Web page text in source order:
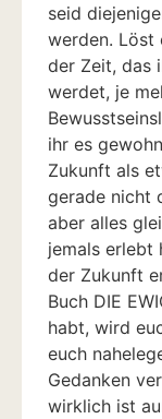
seid
werden. Löst
der Zeit, das
werdet, je
ihr es
Zukunft als
gerade nicht
aber alles
jemals
der Zukunft
Buch DIE
habt, wird
euch
Gedanken
wirklich ist